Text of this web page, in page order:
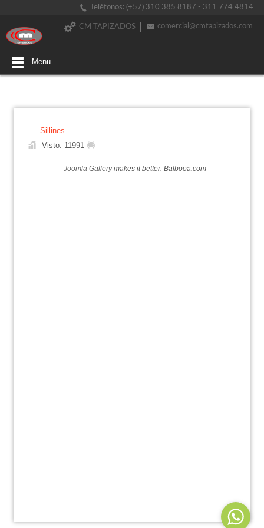
Teléfonos: (+57) 310 385 8187 - 311 774 4814
comercial@cmtapizados.com
CM TAPIZADOS
Menu
Sillines
Visto: 11991
Joomla Gallerymakes it better. Balbooa.com